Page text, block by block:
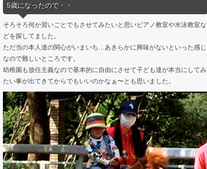
5歳になったので・・
そろそろ何か習いごとでもさせてみたいと思いピアノ教室や水泳教室な
どを探してました。
ただ当の本人達の関心がいまいち…あきらかに興味がないといった感じ
なので難しいところです。
幼稚園も放任主義なので基本的に自由にさせて子ども達が本当にしてみ
たい事が出てきてからでもいいのかなぁ〜とも思いました。